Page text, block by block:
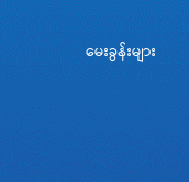
မေးခွန်းများ